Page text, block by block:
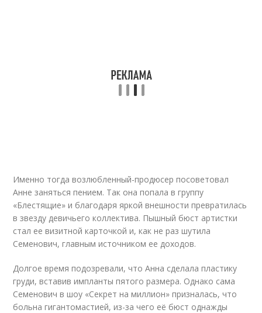
Именно тогда возлюбленный-продюсер посоветовал
Анне заняться пением. Так она попала в группу
«Блестящие» и благодаря яркой внешности превратилась
в звезду девичьего коллектива. Пышный бюст артистки
стал ее визитной карточкой и, как не раз шутила
Семенович, главным источником ее доходов.
Долгое время подозревали, что Анна сделала пластику
груди, вставив импланты пятого размера. Однако сама
Семенович в шоу «Секрет на миллион» призналась, что
больна гигантомастией, из-за чего её бюст однажды